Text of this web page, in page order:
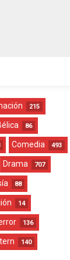
215
86
Comedia 493
Drama 707
88
14
136
140